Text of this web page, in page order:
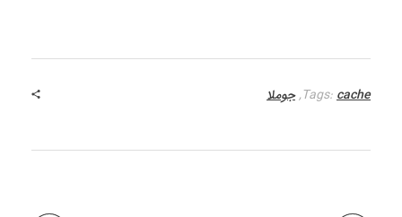
Tags:cache
,جوملا